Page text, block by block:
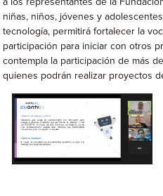
a los representantes de la
niñas, niños, jóvenes y
tecnología, permitirá fortalecer la
participación para iniciar con otros
contempla la participación de más
quienes podrán realizar proyectos